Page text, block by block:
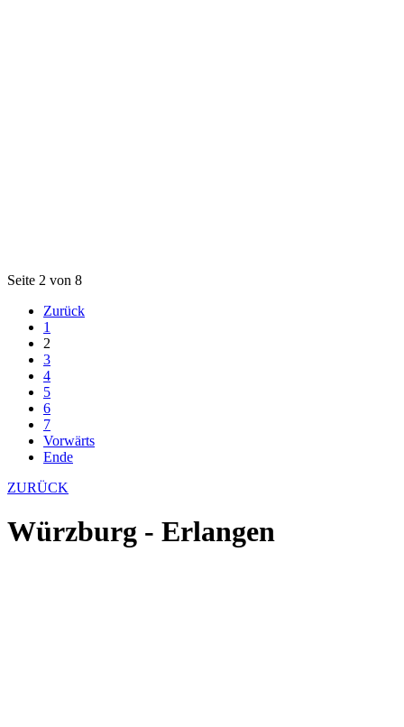
Seite 2 von 8
Zurück
1
2
3
4
5
6
7
Vorwärts
Ende
ZURÜCK
Würzburg - Erlangen